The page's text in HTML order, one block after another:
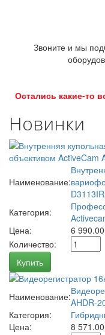
Звоните и мы
Остались какие-то
Новинки
Наименование:
Категория:
Цена:
6
Количество:
Купить
Наименование:AHDR-
Категория:
Цена:
8